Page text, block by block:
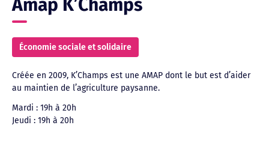
Amap K’Champs
Économie sociale et solidaire
Créée en 2009, K’Champs est une AMAP dont le but est d’aider
au maintien de l’agriculture paysanne.
Mardi : 19h à 20h
Jeudi : 19h à 20h